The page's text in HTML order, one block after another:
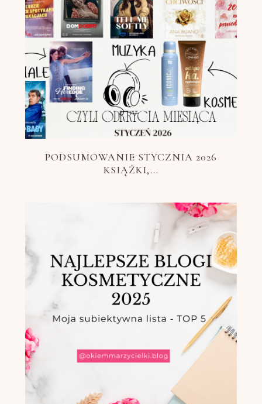
PODSUMOWANIE STYCZNIA 2026
KSIĄŻKI,...